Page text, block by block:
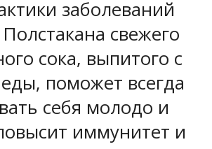
заболеваний
свежего
сока, выпитого с
поможет всегда
себя молодо и
иммунитет и